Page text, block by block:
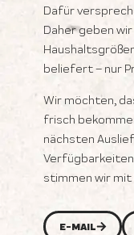
Dafür
Daher geben
beliefert – nur
Wir möchten,
frisch
nächsten
stimmen wir mit
E-MAIL